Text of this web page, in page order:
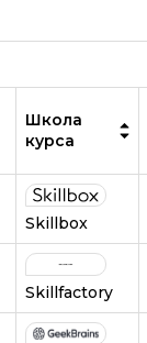
Школа
курса
Skillbox
Skillfactory